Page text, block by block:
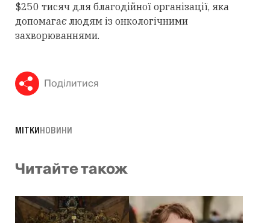
$250 тисяч для благодійної організації, яка
допомагає людям із онкологічними
захворюваннями.
Поділитися
МІТКИНОВИНИ
Читайте також